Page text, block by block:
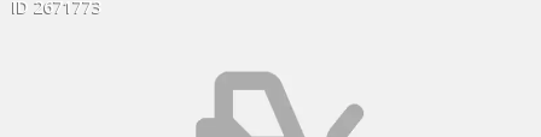
ID 2671773